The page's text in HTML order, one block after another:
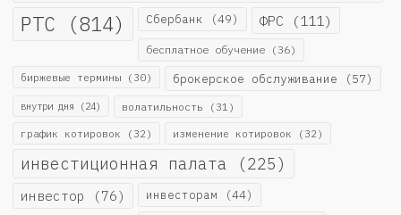
РТС (814) Сбербанк (49) ФРС (111)
бесплатное обучение (36)
биржевые термины (30) брокерское обслуживание (57)
внутри дня (24) волатильность (31)
график котировок (32) изменение котировок (32)
инвестиционная палата (225)
инвестор (76) инвесторам (44)